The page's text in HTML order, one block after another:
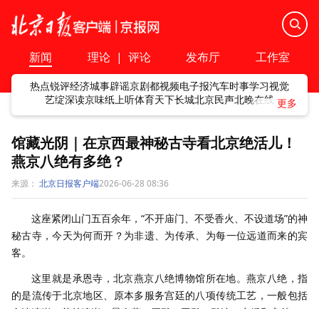
新闻 理论 | 评论 发布厅 工作室
热点锐评经济城事辟谣京剧都视频电子报汽车时事学习视觉
艺绽深读京味纸上听体育天下长城北京民声北晚在线
馆藏光阴｜在京西最神秘古寺看北京绝活儿！
燕京八绝有多绝？
来源： 北京日报客户端2026-06-28 08:36
这座紧闭山门五百余年，“不开庙门、不受香火、不设道场”的神
秘古寺，今天为何而开？为非遗、为传承、为每一位远道而来的宾
客。
这里就是承恩寺，北京燕京八绝博物馆所在地。燕京八绝，指
的是流传于北京地区、原本多服务宫廷的八项传统工艺，一般包括